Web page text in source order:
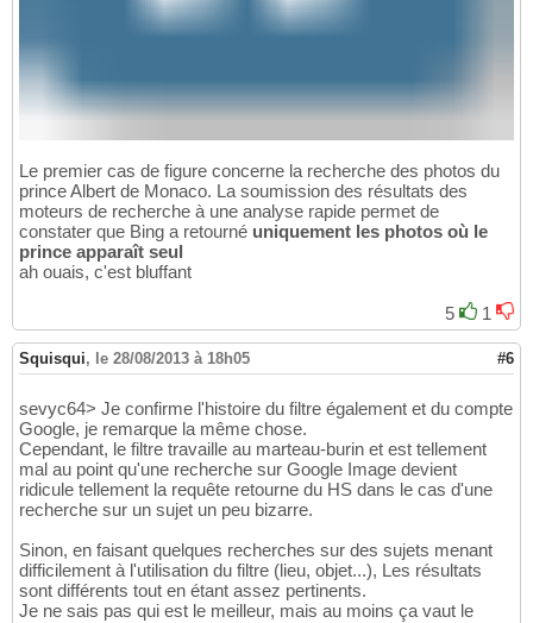
Le premier cas de figure concerne la recherche des photos du
prince Albert de Monaco. La soumission des résultats des
moteurs de recherche à une analyse rapide permet de
constater que Bing a retourné uniquement les photos où le
prince apparaît seul
ah ouais, c'est bluffant
5 1
Squisqui, le 28/08/2013 à 18h05 #6
sevyc64> Je confirme l'histoire du filtre également et du compte
Google, je remarque la même chose.
Cependant, le filtre travaille au marteau-burin et est tellement
mal au point qu'une recherche sur Google Image devient
ridicule tellement la requête retourne du HS dans le cas d'une
recherche sur un sujet un peu bizarre.
Sinon, en faisant quelques recherches sur des sujets menant
difficilement à l'utilisation du filtre (lieu, objet...), Les résultats
sont différents tout en étant assez pertinents.
Je ne sais pas qui est le meilleur, mais au moins ça vaut le